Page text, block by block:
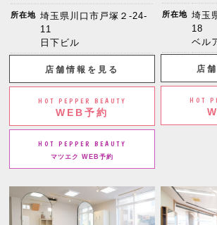
所在地 埼玉県川口市戸塚２-24-
11
日下ビル
店舗情報を見る
HOT PEPPER BEAUTY
WEB予約
HOT PEPPER BEAUTY
マツエク WEB予約
所在地 埼玉
18
ベル
店
HOT